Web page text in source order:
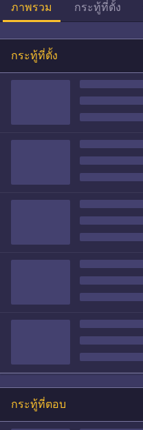
ภาพรวม กระทู้ที่ตั้ง
กระทู้ที่ตั้ง
กระทู้ที่ตอบ